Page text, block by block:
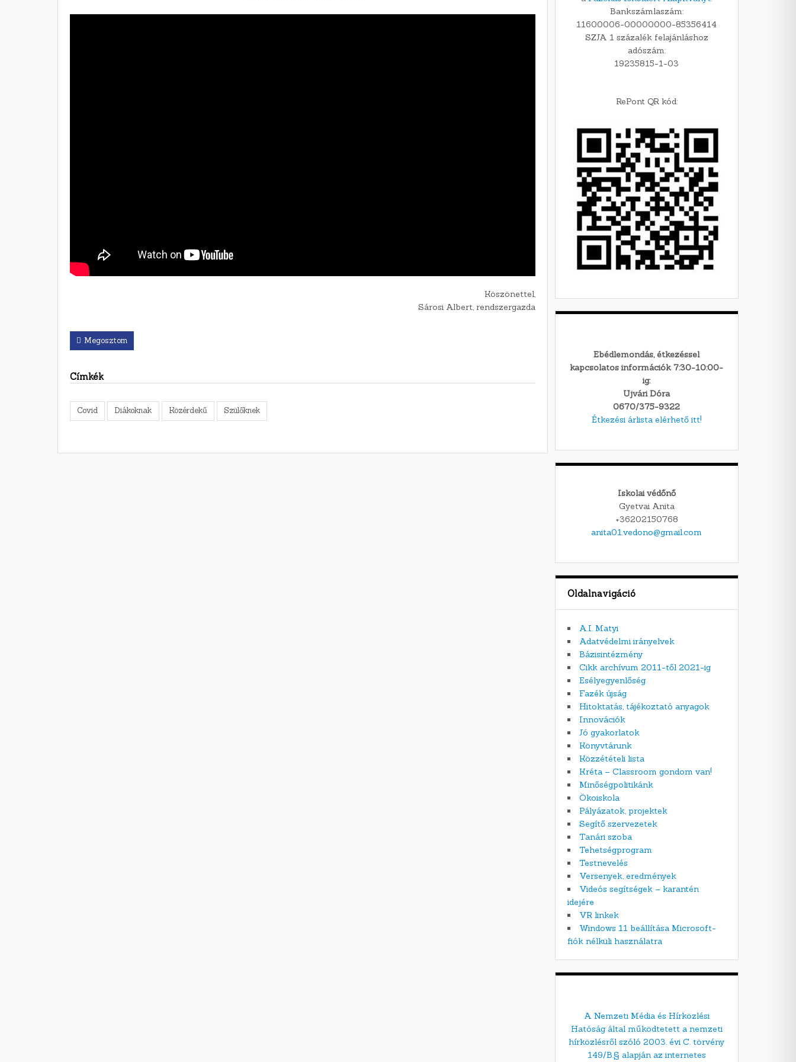
Köszönettel,
Sárosi Albert, rendszergazda
Megosztom
Címkék
Covid Diákoknak Közérdekű Szülőknek
Bankszámlaszám:
11600006-00000000-85356414
SZJA 1 százalék felajánláshoz
adószám:
19235815-1-03
RePont QR kód:
Ebédlemondás, étkezéssel
kapcsolatos információk 7:30-10:00-
ig:
Ujvári Dóra
0670/375-9322
Étkezési árlista elérhető itt!
Iskolai védőnő
Gyetvai Anita
+36202150768
anita01.vedono@gmail.com
Oldalnavigáció
A.I. Matyi
Adatvédelmi irányelvek
Bázisintézmény
Cikk archívum 2011-től 2021-ig
Esélyegyenlőség
Fazék újság
Hitoktatás, tájékoztató anyagok
Innovációk
Jó gyakorlatok
Könyvtárunk
Közzétételi lista
Kréta – Classroom gondom van!
Minőségpolitikánk
Ökoiskola
Pályázatok, projektek
Segítő szervezetek
Tanári szoba
Tehetségprogram
Testnevelés
Versenyek, eredmények
Videós segítségek – karantén
idejére
VR linkek
Windows 11 beállítása Microsoft-
fiók nélküli használatra
A Nemzeti Média és Hírközlési
Hatóság által működtetett a nemzeti
hírközlésről szóló 2003. évi C. törvény
149/B.§ alapján az internetes